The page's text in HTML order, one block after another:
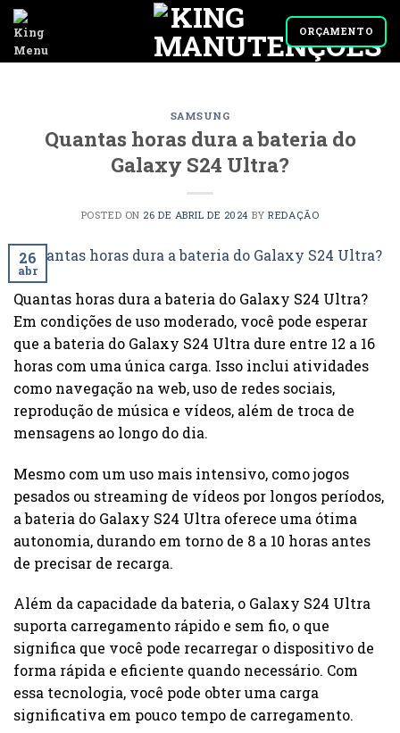
Skip
content
ORÇAMENTO
SAMSUNG
Quantas horas dura a bateria do
Galaxy S24 Ultra?
POSTED ON 26 DE ABRIL DE 2024 BYREDAÇÃO
26
abr
Quantas horas dura a bateria do Galaxy S24 Ultra?
Em condições de uso moderado, você pode esperar
que a bateria do Galaxy S24 Ultra dure entre 12 a 16
horas com uma única carga. Isso inclui atividades
como navegação na web, uso de redes sociais,
reprodução de música e vídeos, além de troca de
mensagens ao longo do dia.
Mesmo com um uso mais intensivo, como jogos
pesados ou streaming de vídeos por longos períodos,
a bateria do Galaxy S24 Ultra oferece uma ótima
autonomia, durando em torno de 8 a 10 horas antes
de precisar de recarga.
Além da capacidade da bateria, o Galaxy S24 Ultra
suporta carregamento rápido e sem fio, o que
significa que você pode recarregar o dispositivo de
forma rápida e eficiente quando necessário. Com
essa tecnologia, você pode obter uma carga
significativa em pouco tempo de carregamento.